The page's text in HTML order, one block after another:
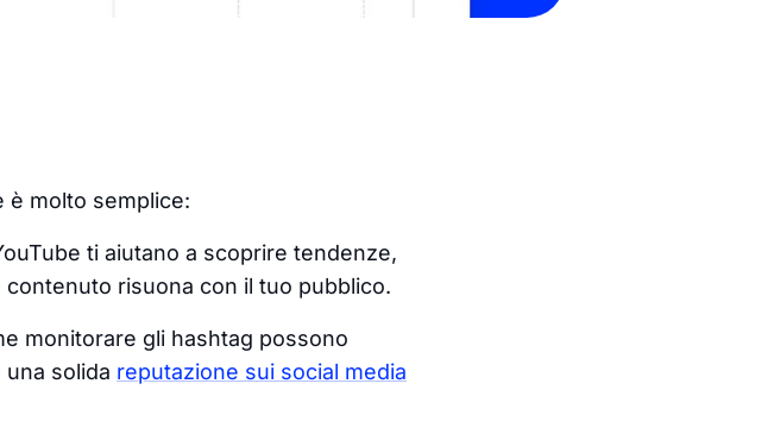
è molto semplice:
ti aiutano a scoprire tendenze,
risuona con il tuo pubblico.
monitorare gli hashtag possono
solida reputazione sui social media